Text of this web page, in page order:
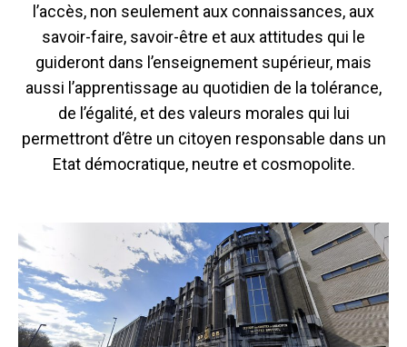
l’accès, non seulement aux connaissances, aux
savoir-faire, savoir-être et aux attitudes qui le
guideront dans l’enseignement supérieur, mais
aussi l’apprentissage au quotidien de la tolérance,
de l’égalité, et des valeurs morales qui lui
permettront d’être un citoyen responsable dans un
Etat démocratique, neutre et cosmopolite.